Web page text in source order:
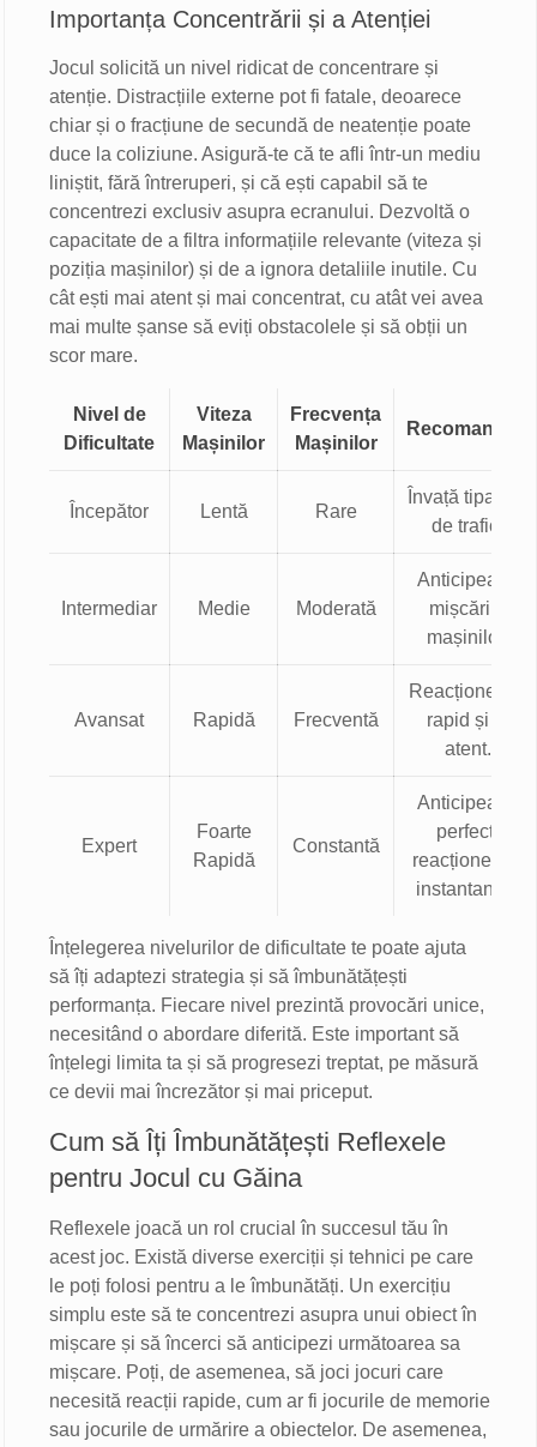
Importanța Concentrării și a Atenției
Jocul solicită un nivel ridicat de concentrare și
atenție. Distracțiile externe pot fi fatale, deoarece
chiar și o fracțiune de secundă de neatenție poate
duce la coliziune. Asigură-te că te afli într-un mediu
liniștit, fără întreruperi, și că ești capabil să te
concentrezi exclusiv asupra ecranului. Dezvoltă o
capacitate de a filtra informațiile relevante (viteza și
poziția mașinilor) și de a ignora detaliile inutile. Cu
cât ești mai atent și mai concentrat, cu atât vei avea
mai multe șanse să eviți obstacolele și să obții un
scor mare.
Nivel de
Dificultate
Viteza
Mașinilor
Frecvența
Mașinilor
Recomandări
Începător Lentă Rare
Învață tiparele
de trafic.
Intermediar Medie Moderată
Anticipează
mișcările
mașinilor.
Avansat Rapidă Frecventă
Reacționează
rapid și fii
atent.
Expert
Foarte
Rapidă
Constantă
Anticipează
perfect,
reacționează
instantaneu.
Înțelegerea nivelurilor de dificultate te poate ajuta
să îți adaptezi strategia și să îmbunătățești
performanța. Fiecare nivel prezintă provocări unice,
necesitând o abordare diferită. Este important să
înțelegi limita ta și să progresezi treptat, pe măsură
ce devii mai încrezător și mai priceput.
Cum să Îți Îmbunătățești Reflexele
pentru Jocul cu Găina
Reflexele joacă un rol crucial în succesul tău în
acest joc. Există diverse exerciții și tehnici pe care
le poți folosi pentru a le îmbunătăți. Un exercițiu
simplu este să te concentrezi asupra unui obiect în
mișcare și să încerci să anticipezi următoarea sa
mișcare. Poți, de asemenea, să joci jocuri care
necesită reacții rapide, cum ar fi jocurile de memorie
sau jocurile de urmărire a obiectelor. De asemenea,